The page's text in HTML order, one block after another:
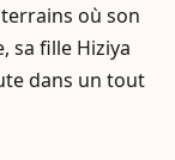
où son
sa fille Hiziya
dans un tout